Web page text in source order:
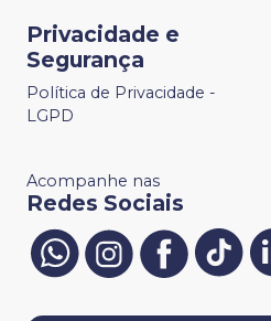
Privacidade e
Segurança
Política de Privacidade -
LGPD
Acompanhe nas
Redes Sociais